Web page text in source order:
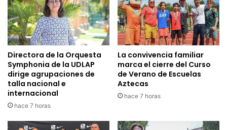
Directora de la Orquesta
Symphonia de la UDLAP
dirige agrupaciones de
talla nacional e
internacional
hace 7 horas
La convivencia familiar
marca el cierre del Curso
de Verano de Escuelas
Aztecas
hace 7 horas